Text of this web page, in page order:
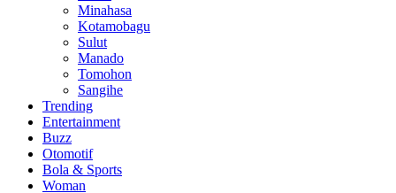
Minahasa
Kotamobagu
Sulut
Manado
Tomohon
Sangihe
Trending
Entertainment
Buzz
Otomotif
Bola & Sports
Woman